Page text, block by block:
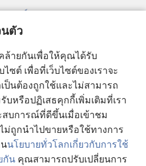
ตัว
ล้ายกันเพื่อให้คุณได้รับ
ต์ เพื่อที่เว็บไซต์ของเราจะ
ป็นต้องถูกใช้และไม่สามารถ
หรือปฏิเสธคุกกี้เพิ่มเติมที่เรา
บการณ์ที่ดีขึ้นเมื่อเข้าชม
ถูกนำไปขายหรือใช้ทางการ
นโยบายทั่วโลกเกี่ยวกับการใช้
กัน คุณสามารถปรับเปลี่ยนการ
ทาเวอร์
and Tract Society of Pennsylvania.